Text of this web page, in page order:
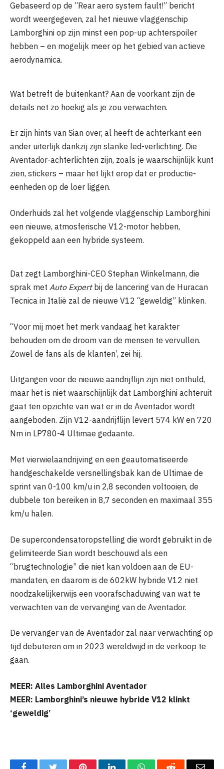
Gebaseerd op de “Rear aero system fault!” bericht
wordt weergegeven, zal het nieuwe vlaggenschip
Lamborghini op zijn minst een pop-up achterspoiler
hebben – en mogelijk meer op het gebied van actieve
aerodynamica.
Wat betreft de buitenkant? Aan de voorkant zijn de
details net zo hoekig als je zou verwachten.
Er zijn hints van Sian over, al heeft de achterkant een
ander uiterlijk dankzij zijn slanke led-verlichting. Die
Aventador-achterlichten zijn, zoals je waarschijnlijk kunt
zien, stickers – maar het lijkt erop dat er productie-
eenheden op de loer liggen.
Onderhuids zal het volgende vlaggenschip Lamborghini
een nieuwe, atmosferische V12-motor hebben,
gekoppeld aan een hybride systeem.
Dat zegt Lamborghini-CEO Stephan Winkelmann, die
sprak met Auto Expertbij de lancering van de Huracan
Tecnica in Italië zal de nieuwe V12 “geweldig” klinken.
“Voor mij moet het merk vandaag het karakter
behouden om de droom van de mensen te vervullen.
Zowel de fans als de klanten’, zei hij.
Uitgangen voor de nieuwe aandrijflijn zijn niet onthuld,
maar het is niet waarschijnlijk dat Lamborghini achteruit
gaat ten opzichte van wat er in de Aventador wordt
aangeboden. Zijn V12-aandrijflijn levert 574 kW en 720
Nm in LP780-4 Ultimae gedaante.
Met vierwielaandrijving en een geautomatiseerde
handgeschakelde versnellingsbak kan de Ultimae de
sprint van 0-100 km/u in 2,8 seconden voltooien, de
dubbele ton bereiken in 8,7 seconden en maximaal 355
km/u halen.
De supercondensatoropstelling die wordt gebruikt in de
gelimiteerde Sian wordt beschouwd als een
“brugtechnologie” die niet kan voldoen aan de EU-
mandaten, en daarom is de 602kW hybride V12 niet
noodzakelijkerwijs een voorafschaduwing van wat te
verwachten van de vervanging van de Aventador.
De vervanger van de Aventador zal naar verwachting op
tijd debuteren om in 2023 wereldwijd in de verkoop te
gaan.
MEER: Alles Lamborghini Aventador
MEER: Lamborghini’s nieuwe hybride V12 klinkt
‘geweldig’
FacebookTwitter PinterestLinkedInWhatsAppReddit